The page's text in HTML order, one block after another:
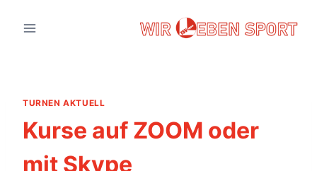
Inhalt
TURNEN AKTUELL
Kurse auf ZOOM oder
mit Skype